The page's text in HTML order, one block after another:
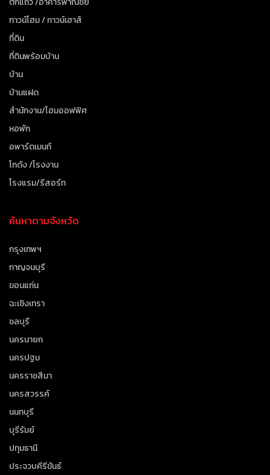
ทาวน์โฮม / ทาวน์เฮาส์
ที่ดิน
ที่ดินพร้อมบ้าน
บ้าน
บ้านแฝด
สำนักงาน/โฮมออฟฟิศ
หอพัก
อพาร์ตเมนท์
โกดัง /โรงงาน
โรงแรม/รีสอร์ท
ค้นหาตามจังหวัด
กรุงเทพฯ
กาญจนบุรี
ขอนแก่น
ฉะเชิงเทรา
ชลบุรี
นครนายก
นครปฐม
นครราชสีมา
นครสวรรค์
นนทบุรี
บุรีรัมย์
ปทุมธานี
ประจวบคีรีขันธ์